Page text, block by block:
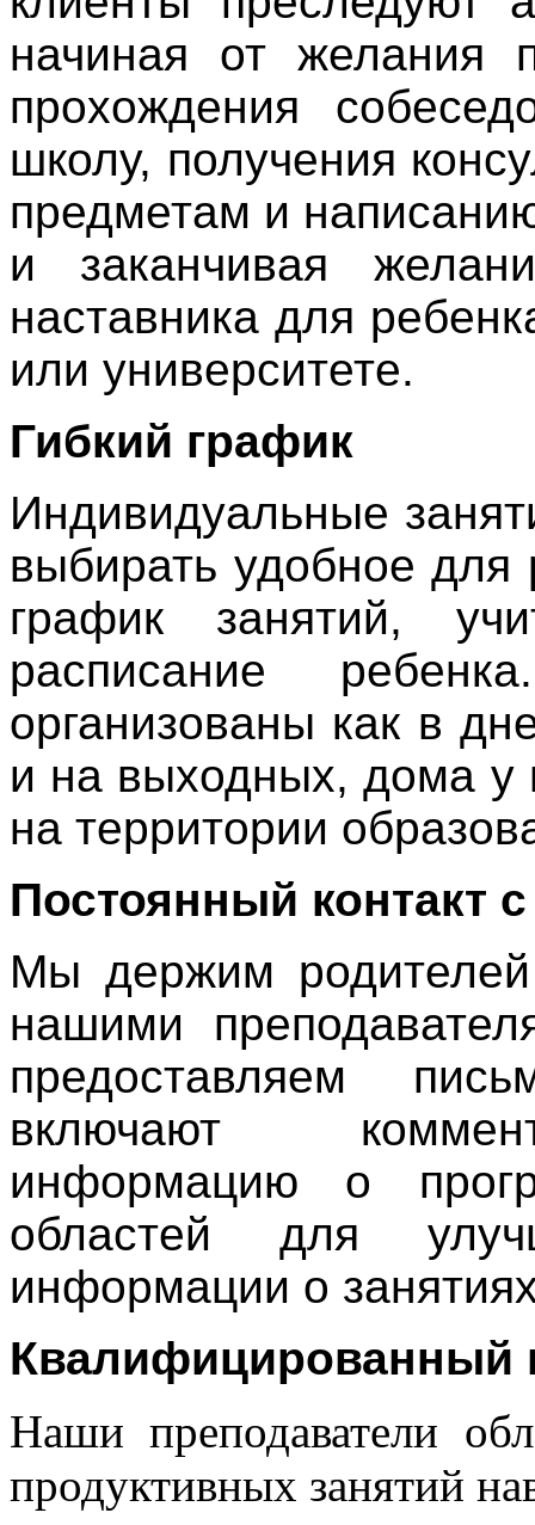
начиная от желания
прохождения
школу, получения
предметам и
и заканчивая
наставника для
или университете.
Гибкий график
Индивидуальные
выбирать удобное для
график занятий,
расписание
организованы как в
и на выходных, дома у
на территории
Постоянный контакт
Мы держим
нашими
предоставляем
включают
информацию о
областей для
информации о
Квалифицированный
Наши преподаватели
продуктивных занятий